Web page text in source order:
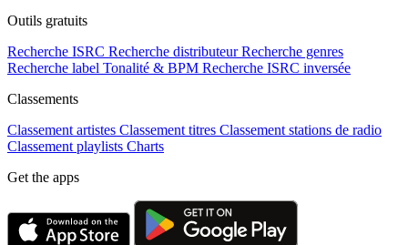
Outils gratuits
Recherche ISRC Recherche distributeur Recherche genres
Recherche label Tonalité & BPM Recherche ISRC inversée
Classements
Classement artistes Classement titres Classement stations de radio
Classement playlists Charts
Get the apps